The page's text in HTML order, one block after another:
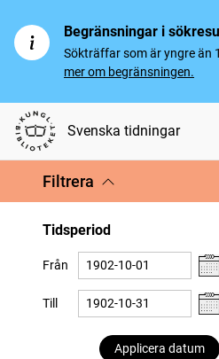
Begränsningar i
Sökträffar som är yngre än
mer om begränsningen.
Svenska tidningar
Filtrera
Tidsperiod
Från
Till
Applicera datum